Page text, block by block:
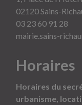
02120 Sains-
03 23 60 91 28
mairie.sains-
Horaires
Horaires du
urbanisme,